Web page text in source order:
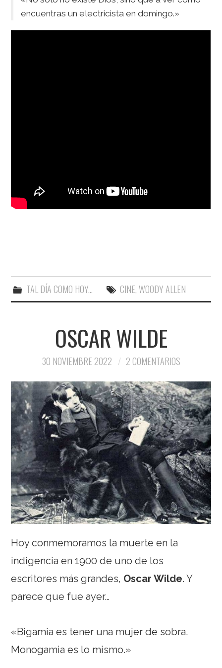
encuentras un electricista en domingo.»
TAL DÍA COMO HOY... CINE,WOODY ALLEN
OSCAR WILDE
30 NOVIEMBRE 2022 2 COMENTARIOS
Hoy conmemoramos la muerte en la
indigencia en 1900 de uno de los
escritores más grandes, Oscar Wilde. Y
parece que fue ayer…
«Bigamia es tener una mujer de sobra.
Monogamia es lo mismo.»